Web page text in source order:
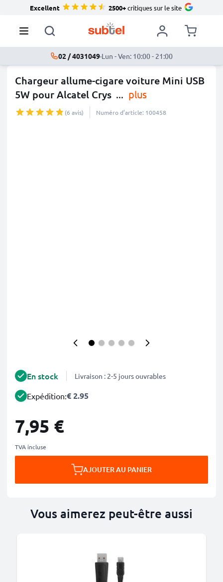
Excellent 2500+critiques sur le site
02 / 4031049·Lun - Ven: 10:00 - 21:00
Chargeur allume-cigare voiture Mini USB
5W pour Alcatel Crys ... plus
(6 avis) Numéro d’article: 100458
En stock Livraison : 2-5 jours ouvrables
Expédition:€ 2.95
7,95 €
TVA incluse
AJOUTER AU PANIER
Vous aimerez peut-être aussi